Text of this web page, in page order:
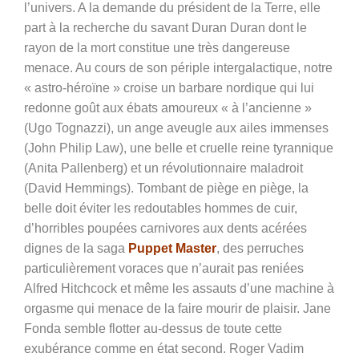
l’univers. A la demande du président de la Terre, elle
part à la recherche du savant Duran Duran dont le
rayon de la mort constitue une très dangereuse
menace. Au cours de son périple intergalactique, notre
« astro-héroïne » croise un barbare nordique qui lui
redonne goût aux ébats amoureux « à l’ancienne »
(Ugo Tognazzi), un ange aveugle aux ailes immenses
(John Philip Law), une belle et cruelle reine tyrannique
(Anita Pallenberg) et un révolutionnaire maladroit
(David Hemmings). Tombant de piège en piège, la
belle doit éviter les redoutables hommes de cuir,
d’horribles poupées carnivores aux dents acérées
dignes de la saga Puppet Master, des perruches
particulièrement voraces que n’aurait pas reniées
Alfred Hitchcock et même les assauts d’une machine à
orgasme qui menace de la faire mourir de plaisir. Jane
Fonda semble flotter au-dessus de toute cette
exubérance comme en état second. Roger Vadim